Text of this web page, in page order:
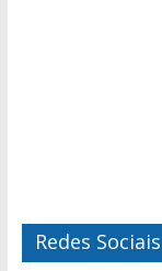
Redes Sociais